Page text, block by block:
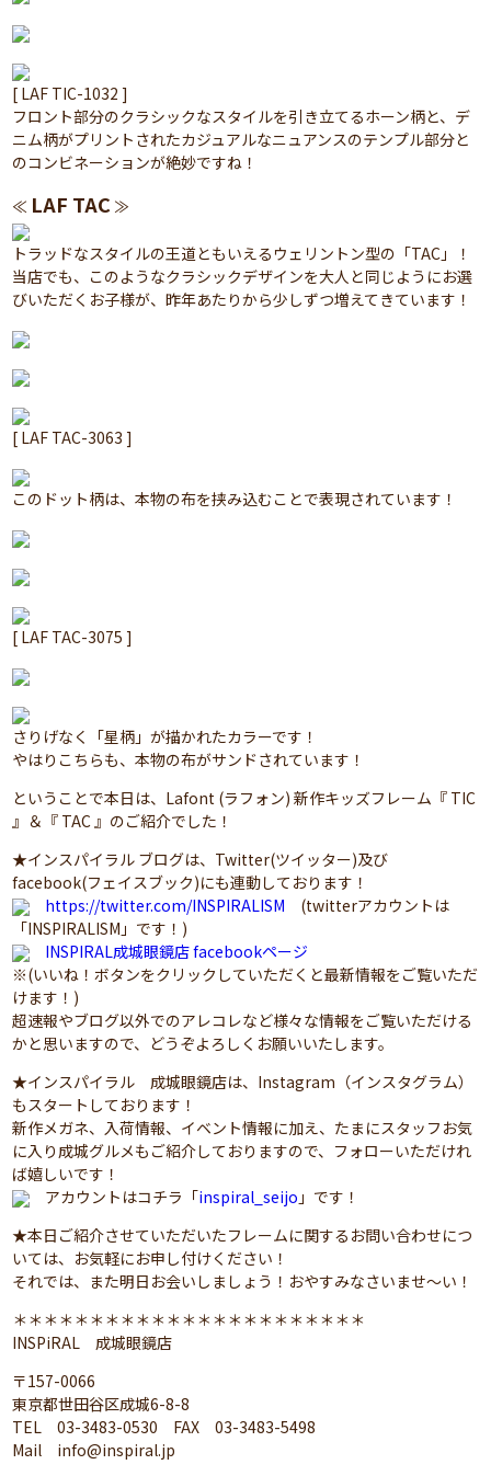
[ LAF TIC-1032 ]
フロント部分のクラシックなスタイルを引き立てるホーン柄と、デ
ニム柄がプリントされたカジュアルなニュアンスのテンプル部分と
のコンビネーションが絶妙ですね！
≪ LAF TAC ≫
トラッドなスタイルの王道ともいえるウェリントン型の「TAC」！
当店でも、このようなクラシックデザインを大人と同じようにお選
びいただくお子様が、昨年あたりから少しずつ増えてきています！
[ LAF TAC-3063 ]
このドット柄は、本物の布を挟み込むことで表現されています！
[ LAF TAC-3075 ]
さりげなく「星柄」が描かれたカラーです！
やはりこちらも、本物の布がサンドされています！
ということで本日は、Lafont (ラフォン) 新作キッズフレーム『 TIC
』＆『 TAC 』のご紹介でした！
★インスパイラル ブログは、Twitter(ツイッター)及び
facebook(フェイスブック)にも連動しております！
https://twitter.com/INSPIRALISM (twitterアカウントは
「INSPIRALISM」です！)
INSPIRAL成城眼鏡店 facebookページ
※(いいね！ボタンをクリックしていただくと最新情報をご覧いただ
けます！)
超速報やブログ以外でのアレコレなど様々な情報をご覧いただける
かと思いますので、どうぞよろしくお願いいたします。
★インスパイラル 成城眼鏡店は、Instagram（インスタグラム）
もスタートしております！
新作メガネ、入荷情報、イベント情報に加え、たまにスタッフお気
に入り成城グルメもご紹介しておりますので、フォローいただけれ
ば嬉しいです！
アカウントはコチラ「inspiral_seijo 」です！
★本日ご紹介させていただいたフレームに関するお問い合わせにつ
いては、お気軽にお申し付けください！
それでは、また明日お会いしましょう！おやすみなさいませ～い！
＊＊＊＊＊＊＊＊＊＊＊＊＊＊＊＊＊＊＊＊＊＊＊
INSPiRAL 成城眼鏡店
〒157-0066
東京都世田谷区成城6-8-8
TEL 03-3483-0530 FAX 03-3483-5498
Mail info@inspiral.jp